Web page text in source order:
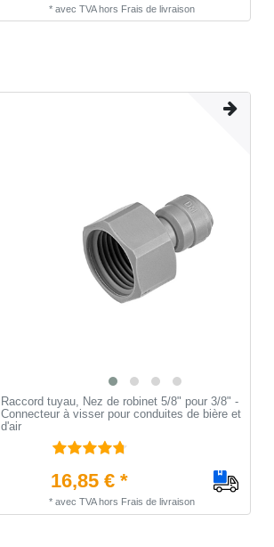
* avec TVAhors Frais de livraison
Raccord tuyau, Nez de robinet 5/8" pour 3/8" -
Connecteur à visser pour conduites de bière et
d'air
16,85 € *
* avec TVAhors Frais de livraison